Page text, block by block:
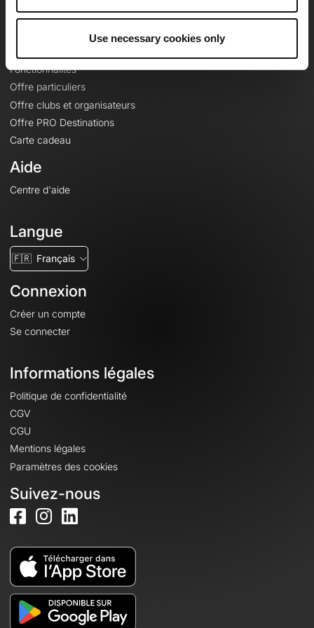
Use necessary cookies only
Fonctionnalités
Offre particuliers
Offre clubs et organisateurs
Offre PRO Destinations
Carte cadeau
Aide
Centre d'aide
Langue
🇫🇷 Français
Connexion
Créer un compte
Se connecter
Informations légales
Politique de confidentialité
CGV
CGU
Mentions légales
Paramètres des cookies
Suivez-nous